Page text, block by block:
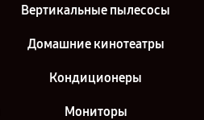
Вертикальные пылесосы
Домашние кинотеатры
Кондиционеры
Мониторы